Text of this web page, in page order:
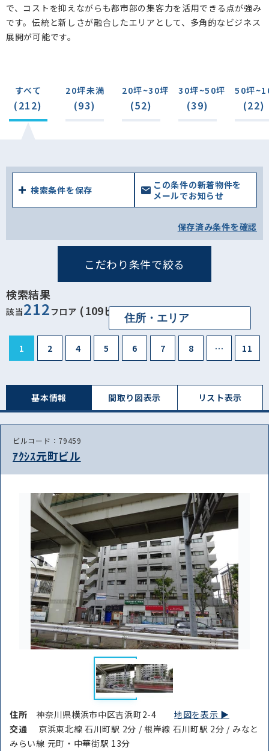
で、コストを抑えながらも都市部の集客力を活用できる点が強み
です。伝統と新しさが融合したエリアとして、多角的なビジネス
展開が可能です。
すべて
(212)
20坪未満
(93)
20坪~30坪
(52)
30坪~50坪
(39)
50坪
(22)
検索条件を保存
この条件の新着物件を
メールでお知らせ
保存済み条件を確認
こだわり条件で絞る
検索結果
該当212 フロア (109ビル)
1 2 4 5 6 7 8 … 11
基本情報 間取り図表⽰ リスト表⽰
ビルコード：79459
ｱｸｼｽ元町ビル
住所神奈川県横浜市中区吉浜町2-4地図を表示 ▶︎
交通
京浜東北線 石川町駅 2分 / 根岸線 石川町駅 2分 / みなと
みらい線 元町・中華街駅 13分